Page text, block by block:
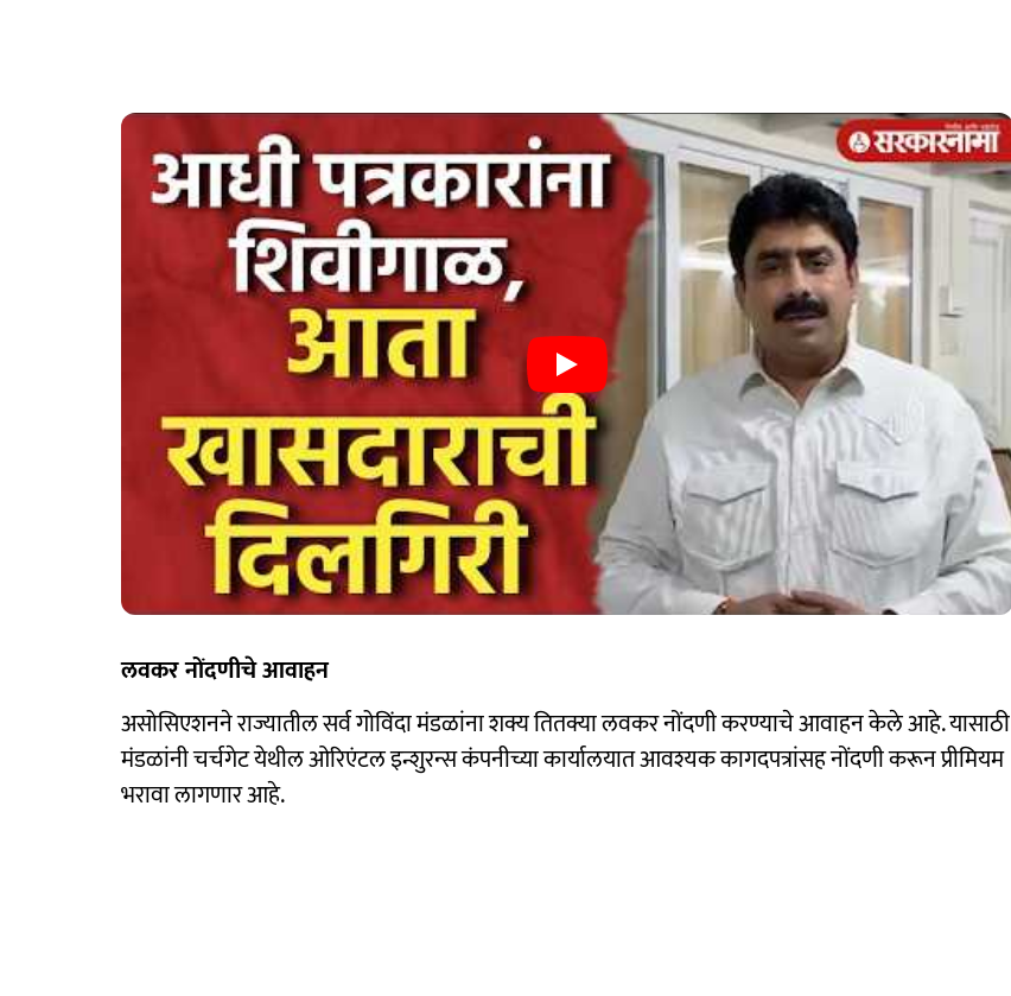
लवकर नोंदणीचे आवाहन
असोसिएशनने राज्यातील सर्व गोविंदा मंडळांना शक्य तितक्या लवकर नोंदणी करण्याचे आवाहन केले आहे. यासाठी
मंडळांनी चर्चगेट येथील ओरिएंटल इन्शुरन्स कंपनीच्या कार्यालयात आवश्यक कागदपत्रांसह नोंदणी करून प्रीमियम
भरावा लागणार आहे.